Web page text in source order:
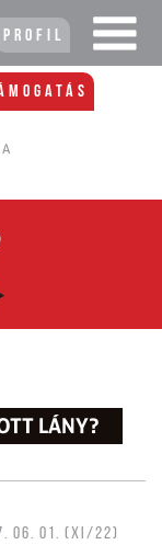
Profil
LÁNY?
06. 01. (XI/22)